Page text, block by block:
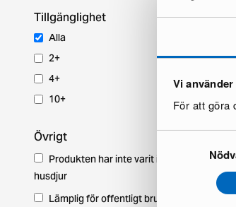
Vi
För att göra
Tillgänglighet
Alla
2+
4+
10+
Övrigt
Produkten har inte varit i ett hem med
husdjur
Lämplig för offentligt bruk